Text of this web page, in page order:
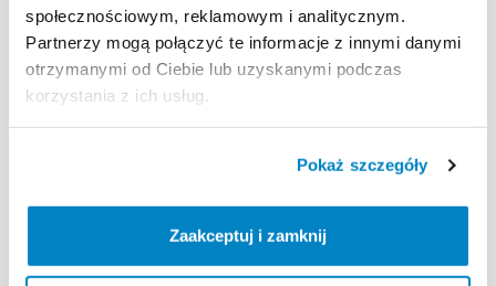
społecznościowym, reklamowym i analitycznym.
Partnerzy mogą połączyć te informacje z innymi danymi
otrzymanymi od Ciebie lub uzyskanymi podczas
korzystania z ich usług.
Pokaż szczegóły
Zaakceptuj i zamknij
rozm. L
10,00 zł /dzień
Quechua
10,00 zł /dzień